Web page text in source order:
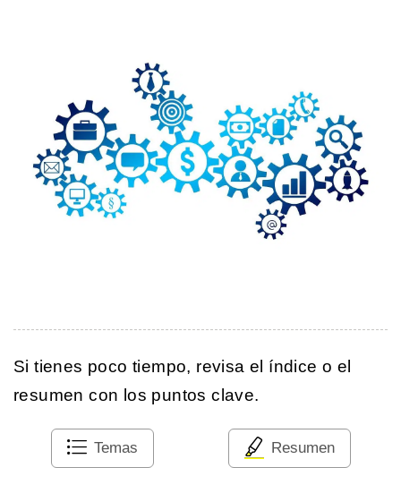
Si tienes poco tiempo, revisa el índice o el
resumen con los puntos clave.
Temas Resumen